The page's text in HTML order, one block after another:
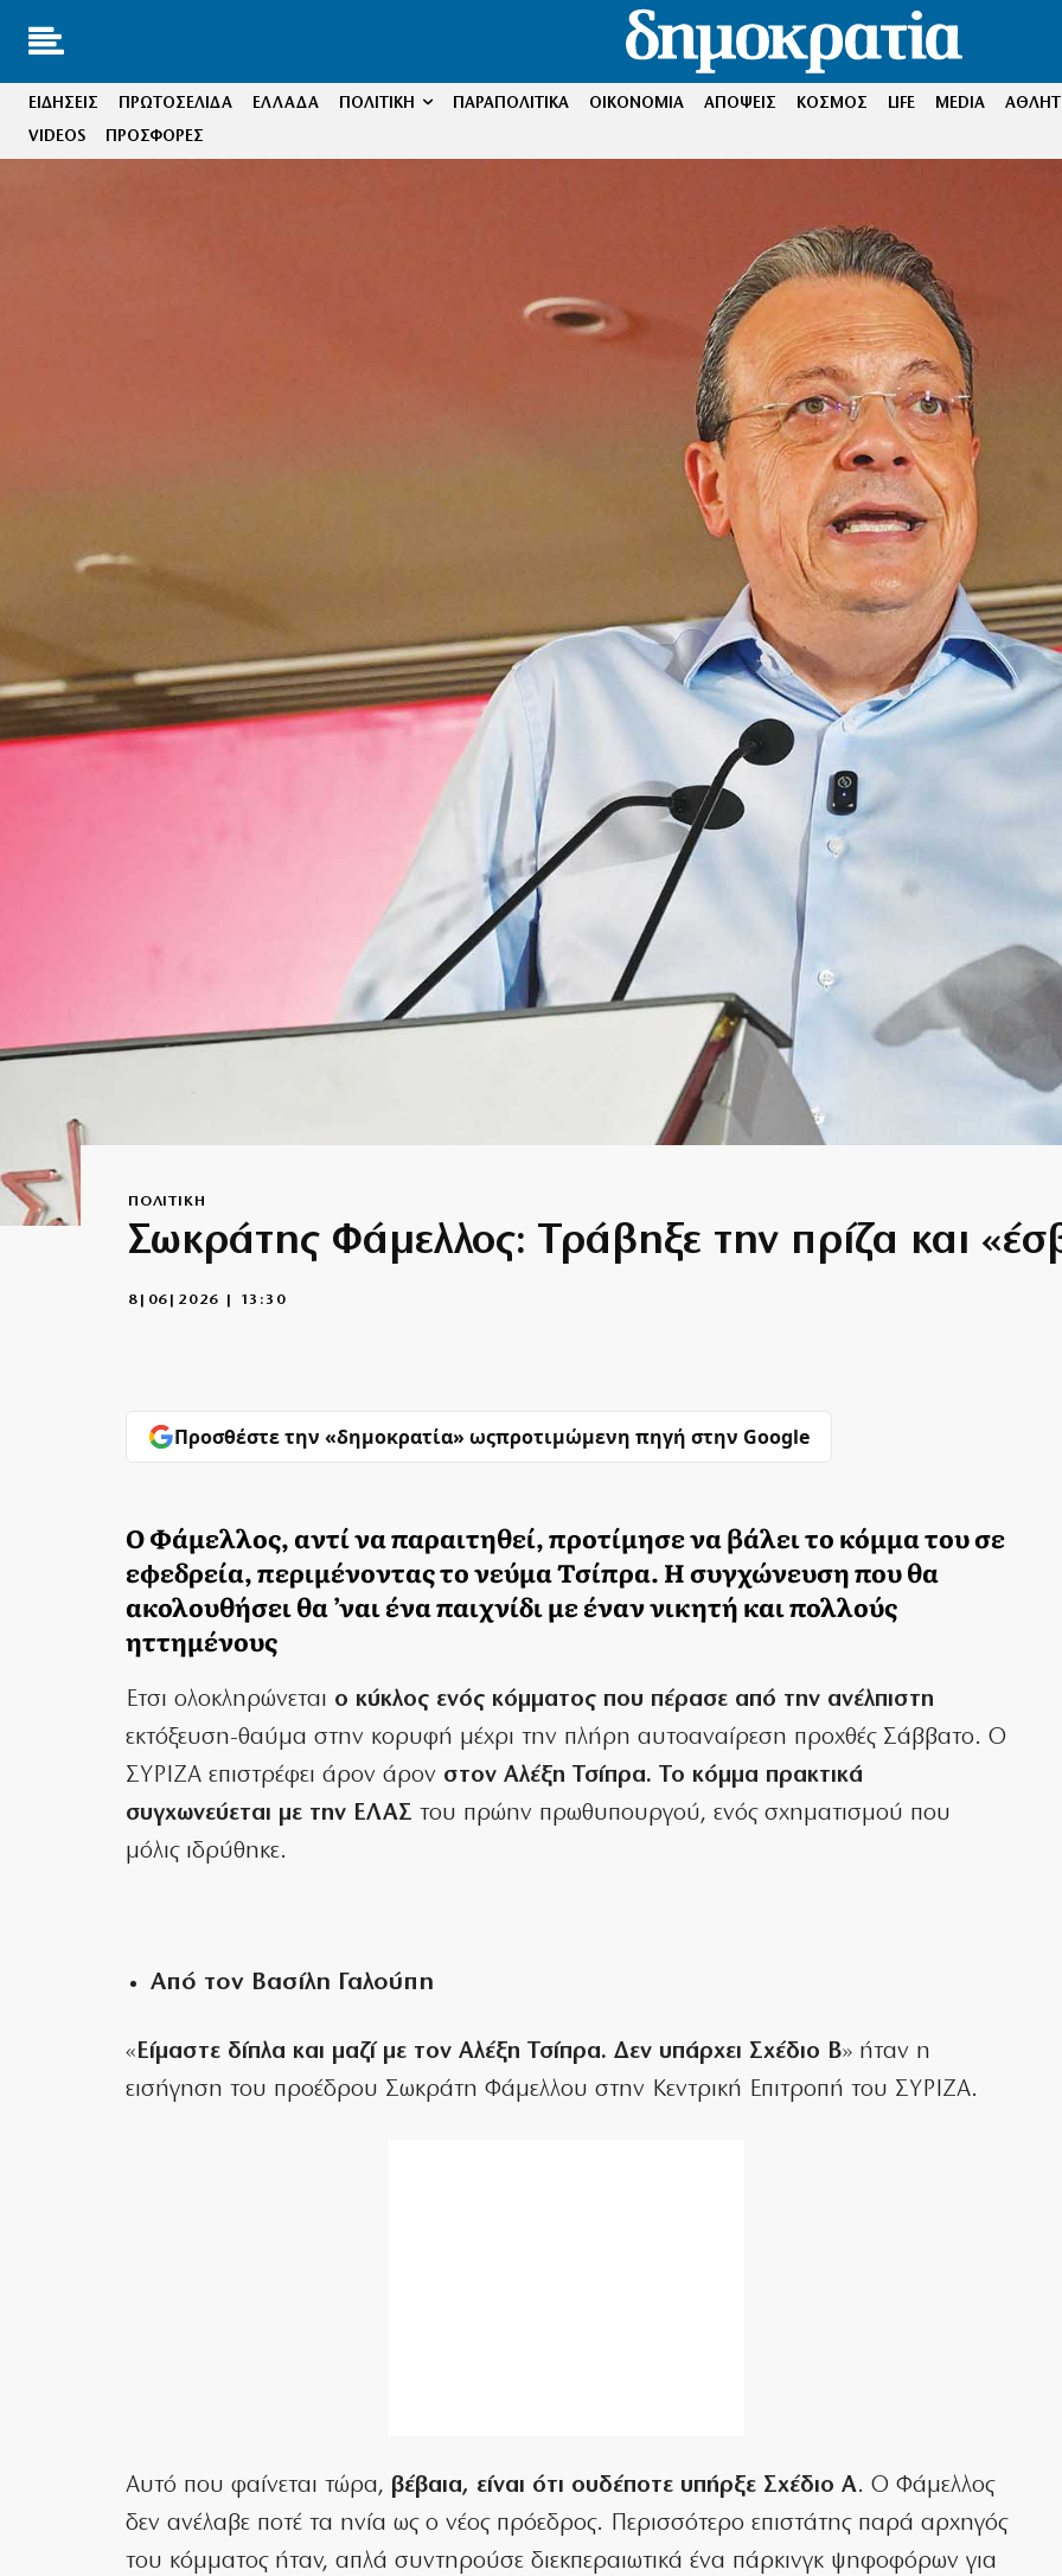
ΕΙΔΗΣΕΙΣ ΠΡΩΤΟΣΕΛΙΔΑ ΕΛΛΑΔΑ ΠΟΛΙΤΙΚΗ ΠΑΡΑΠΟΛΙΤΙΚΑ ΟΙΚΟΝΟΜΙΑ ΑΠΟΨΕΙΣ ΚΟΣΜΟΣ LIFE MEDIA
VIDEOS
ΠΡΟΣΦΟΡΕΣ
ΠΟΛΙΤΙΚΗ
Σωκράτης Φάμελλος: Τράβηξε την πρίζα και
8|06|2026 | 13:30
Προσθέστε την «δημοκρατία» ωςπροτιμώμενη πηγή στην Google
Ο Φάμελλος, αντί να παραιτηθεί, προτίμησε να βάλει το κόμμα του σε
εφεδρεία, περιμένοντας το νεύμα Τσίπρα. Η συγχώνευση που θα
ακολουθήσει θα ’ναι ένα παιχνίδι με έναν νικητή και πολλούς
ηττημένους
Ετσι ολοκληρώνεται ο κύκλος ενός κόμματος που πέρασε από την ανέλπιστη
εκτόξευση-θαύμα στην κορυφή μέχρι την πλήρη αυτοαναίρεση προχθές Σάββατο. Ο
ΣΥΡΙΖΑ επιστρέφει άρον άρον στον Αλέξη Τσίπρα. Το κόμμα πρακτικά
συγχωνεύεται με την ΕΛΑΣ του πρώην πρωθυπουργού, ενός σχηματισμού που
μόλις ιδρύθηκε.
Από τον Βασίλη Γαλούπη
«Είμαστε δίπλα και μαζί με τον Αλέξη Τσίπρα. Δεν υπάρχει Σχέδιο Β» ήταν η
εισήγηση του προέδρου Σωκράτη Φάμελλου στην Κεντρική Επιτροπή του ΣΥΡΙΖΑ.
Αυτό που φαίνεται τώρα, βέβαια, είναι ότι ουδέποτε υπήρξε Σχέδιο Α. Ο Φάμελλος
δεν ανέλαβε ποτέ τα ηνία ως ο νέος πρόεδρος. Περισσότερο επιστάτης παρά αρχηγός
του κόμματος ήταν, απλά συντηρούσε διεκπεραιωτικά ένα πάρκινγκ ψηφοφόρων για